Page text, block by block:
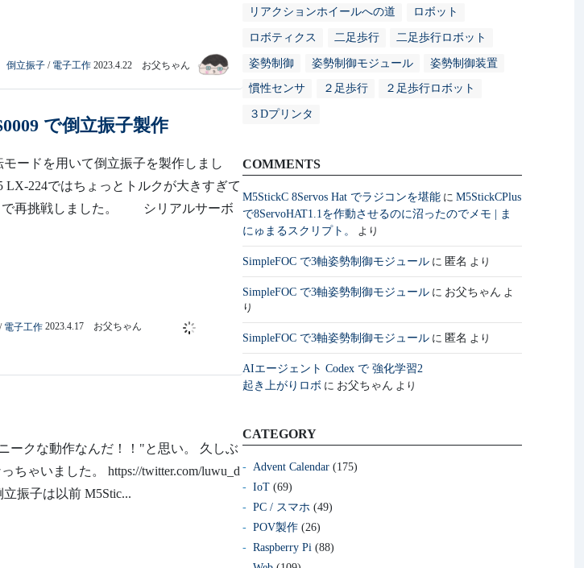
モードを用いて倒立振子を製作しまし
LX-224ではちょっとトルクが大きすぎて
コントロール ー倒立振子
子を前進/後進/旋回動作できるようにい
bala03 倒立振子自体の制御は前回と同
リアクションホイールへの道 ロボット
ロボティクス 二足歩行 二足歩行ロボット
姿勢制御 姿勢制御モジュール 姿勢制御装置
慣性センサ ２足歩行 ２足歩行ロボット
３Dプリンタ
COMMENTS
M5StickC 8Servos Hat でラジコンを堪能 に M5StickCPlus
で8ServoHAT1.1を作動させるのに沼ったのでメモ | ま
にゅまるスクリプト。
より
SimpleFOC で3軸姿勢制御モジュール に 匿名 より
SimpleFOC で3軸姿勢制御モジュール に お父ちゃん よ
り
SimpleFOC で3軸姿勢制御モジュール に 匿名 より
AIエージェント Codex で 強化学習2
起き上がりロボ に お父ちゃん より
CATEGORY
Advent Calendar (175)
IoT (69)
PC / スマホ (49)
POV製作 (26)
Raspberry Pi (88)